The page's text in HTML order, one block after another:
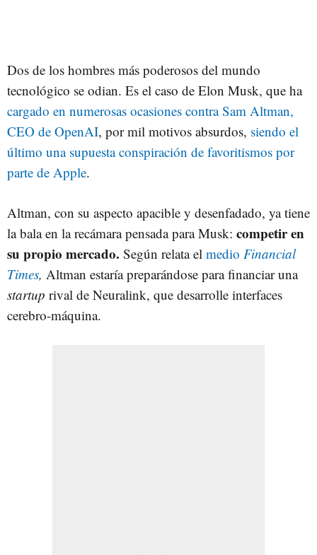
Dos de los hombres más poderosos del mundo
tecnológico se odian. Es el caso de Elon Musk, que ha
cargado en numerosas ocasiones contra Sam Altman,
CEO de OpenAI, por mil motivos absurdos, siendo el
último una supuesta conspiración de favoritismos por
parte de Apple.
Altman, con su aspecto apacible y desenfadado, ya tiene
la bala en la recámara pensada para Musk: competir en
su propio mercado. Según relata el medio Financial
Times, Altman estaría preparándose para financiar una
startup rival de Neuralink, que desarrolle interfaces
cerebro-máquina.